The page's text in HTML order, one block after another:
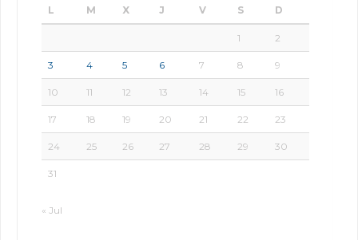
L M X J V S D
1 2
3 4 5 6 7 8 9
10 11 12 13 14 15 16
17 18 19 20 21 22 23
24 25 26 27 28 29 30
31
« Jul